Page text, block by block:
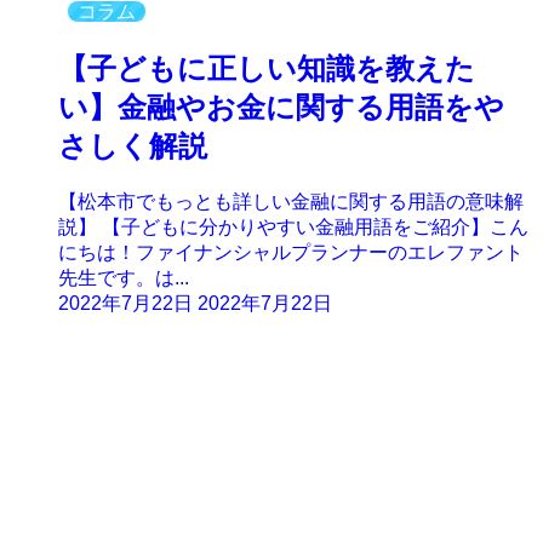
コラム
【子どもに正しい知識を教えた
い】金融やお金に関する用語をや
さしく解説
【松本市でもっとも詳しい金融に関する用語の意味解
説】 【子どもに分かりやすい金融用語をご紹介】こん
にちは！ファイナンシャルプランナーのエレファント
先生です。は...
2022年7月22日 2022年7月22日